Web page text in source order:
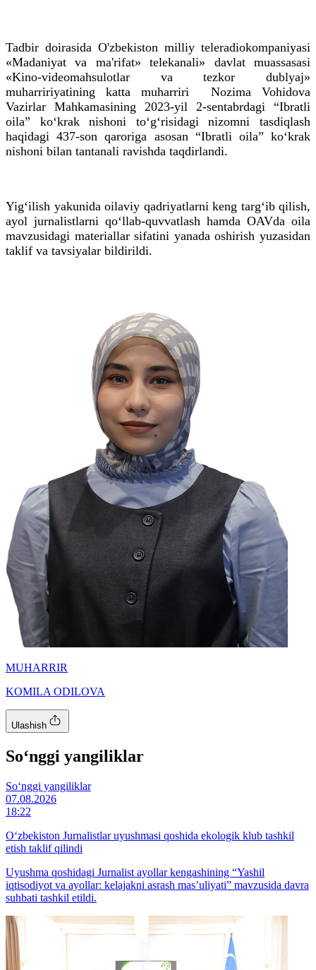
Tadbir doirasida O'zbekiston milliy teleradiokompaniyasi
«Madaniyat va ma'rifat» telekanali» davlat muassasasi
«Kino-videomahsulotlar va tezkor dublyaj»
muharririyatining katta muharriri Nozima Vohidova
Vazirlar Mahkamasining 2023-yil 2-sentabrdagi “Ibratli
oila” koʻkrak nishoni toʻgʻrisidagi nizomni tasdiqlash
haqidagi 437-son qaroriga asosan “Ibratli oila” koʻkrak
nishoni bilan tantanali ravishda taqdirlandi.
Yigʻilish yakunida oilaviy qadriyatlarni keng targʻib qilish,
ayol jurnalistlarni qoʻllab-quvvatlash hamda OAVda oila
mavzusidagi materiallar sifatini yanada oshirish yuzasidan
taklif va tavsiyalar bildirildi.
MUHARRIR
KOMILA ODILOVA
Ulashish
So‘nggi yangiliklar
So‘nggi yangiliklar
07.08.2026
18:22
O‘zbekiston Jurnalistlar uyushmasi qoshida ekologik klub tashkil
etish taklif qilindi
Uyushma qoshidagi Jurnalist ayollar kengashining “Yashil
iqtisodiyot va ayollar: kelajakni asrash mas’uliyati” mavzusida davra
suhbati tashkil etildi.